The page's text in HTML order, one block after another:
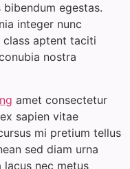
egestas.
integer nunc
class aptent taciti
nostra
amet consectetur
sapien vitae
mi pretium tellus
sed diam urna
nec metus